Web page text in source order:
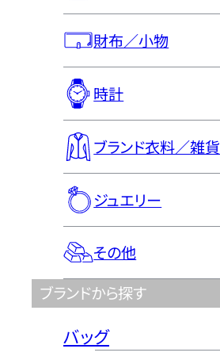
財布／小物
時計
ブランド衣料／雑貨
ジュエリー
その他
ブランドから探す
バッグ